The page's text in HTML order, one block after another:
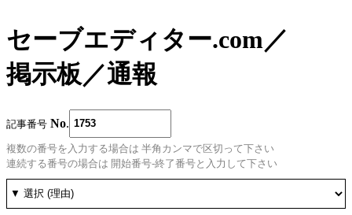
セーブエディター.com／
掲示板／通報
記事番号 No
複数の番号を入力する場合は 半角カンマで区切って下さい
連続する番号の場合は 開始番号-終了番号と入力して下さい